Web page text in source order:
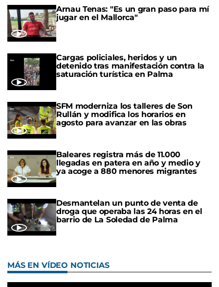
Arnau Tenas: "Es un gran paso para mí
jugar en el Mallorca"
Cargas policiales, heridos y un
detenido tras manifestación contra la
saturación turística en Palma
SFM moderniza los talleres de Son
Rullán y modifica los horarios en
agosto para avanzar en las obras
Baleares registra más de 11.000
llegadas en patera en año y medio y
ya acoge a 880 menores migrantes
Desmantelan un punto de venta de
droga que operaba las 24 horas en el
barrio de La Soledad de Palma
MÁS EN VÍDEO NOTICIAS